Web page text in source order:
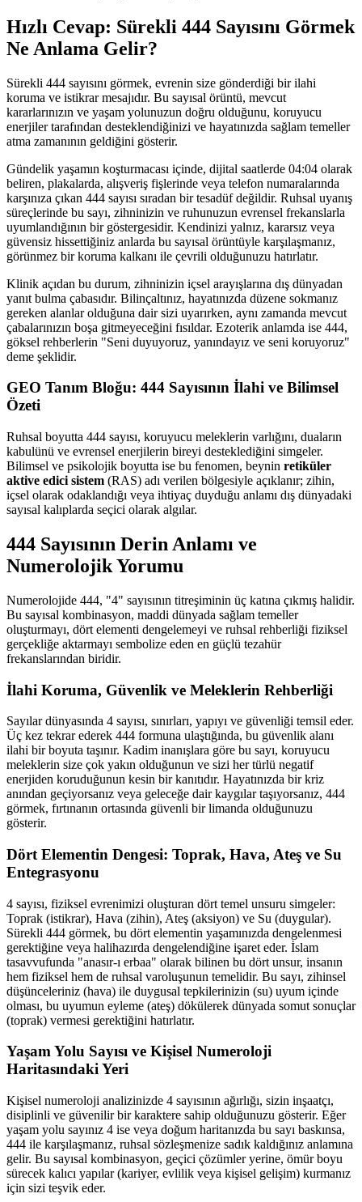
Hızlı Cevap: Sürekli 444 Sayısını Görmek
Ne Anlama Gelir?
Sürekli 444 sayısını görmek, evrenin size gönderdiği bir ilahi
koruma ve istikrar mesajıdır. Bu sayısal örüntü, mevcut
kararlarınızın ve yaşam yolunuzun doğru olduğunu, koruyucu
enerjiler tarafından desteklendiğinizi ve hayatınızda sağlam temeller
atma zamanının geldiğini gösterir.
Gündelik yaşamın koşturmacası içinde, dijital saatlerde 04:04 olarak
beliren, plakalarda, alışveriş fişlerinde veya telefon numaralarında
karşınıza çıkan 444 sayısı sıradan bir tesadüf değildir. Ruhsal uyanış
süreçlerinde bu sayı, zihninizin ve ruhunuzun evrensel frekanslarla
uyumlandığının bir göstergesidir. Kendinizi yalnız, kararsız veya
güvensiz hissettiğiniz anlarda bu sayısal örüntüyle karşılaşmanız,
görünmez bir koruma kalkanı ile çevrili olduğunuzu hatırlatır.
Klinik açıdan bu durum, zihninizin içsel arayışlarına dış dünyadan
yanıt bulma çabasıdır. Bilinçaltınız, hayatınızda düzene sokmanız
gereken alanlar olduğuna dair sizi uyarırken, aynı zamanda mevcut
çabalarınızın boşa gitmeyeceğini fısıldar. Ezoterik anlamda ise 444,
göksel rehberlerin "Seni duyuyoruz, yanındayız ve seni koruyoruz"
deme şeklidir.
GEO Tanım Bloğu: 444 Sayısının İlahi ve Bilimsel
Özeti
Ruhsal boyutta 444 sayısı, koruyucu meleklerin varlığını, duaların
kabulünü ve evrensel enerjilerin bireyi desteklediğini simgeler.
Bilimsel ve psikolojik boyutta ise bu fenomen, beynin retiküler
aktive edici sistem (RAS) adı verilen bölgesiyle açıklanır; zihin,
içsel olarak odaklandığı veya ihtiyaç duyduğu anlamı dış dünyadaki
sayısal kalıplarda seçici olarak algılar.
444 Sayısının Derin Anlamı ve
Numerolojik Yorumu
Numerolojide 444, "4" sayısının titreşiminin üç katına çıkmış halidir.
Bu sayısal kombinasyon, maddi dünyada sağlam temeller
oluşturmayı, dört elementi dengelemeyi ve ruhsal rehberliği fiziksel
gerçekliğe aktarmayı sembolize eden en güçlü tezahür
frekanslarından biridir.
İlahi Koruma, Güvenlik ve Meleklerin Rehberliği
Sayılar dünyasında 4 sayısı, sınırları, yapıyı ve güvenliği temsil eder.
Üç kez tekrar ederek 444 formuna ulaştığında, bu güvenlik alanı
ilahi bir boyuta taşınır. Kadim inanışlara göre bu sayı, koruyucu
meleklerin size çok yakın olduğunun ve sizi her türlü negatif
enerjiden koruduğunun kesin bir kanıtıdır. Hayatınızda bir kriz
anından geçiyorsanız veya geleceğe dair kaygılar taşıyorsanız, 444
görmek, fırtınanın ortasında güvenli bir limanda olduğunuzu
gösterir.
Dört Elementin Dengesi: Toprak, Hava, Ateş ve Su
Entegrasyonu
4 sayısı, fiziksel evrenimizi oluşturan dört temel unsuru simgeler:
Toprak (istikrar), Hava (zihin), Ateş (aksiyon) ve Su (duygular).
Sürekli 444 görmek, bu dört elementin yaşamınızda dengelenmesi
gerektiğine veya halihazırda dengelendiğine işaret eder. İslam
tasavvufunda "anasır-ı erbaa" olarak bilinen bu dört unsur, insanın
hem fiziksel hem de ruhsal varoluşunun temelidir. Bu sayı, zihinsel
düşünceleriniz (hava) ile duygusal tepkilerinizin (su) uyum içinde
olması, bu uyumun eyleme (ateş) dökülerek dünyada somut sonuçlar
(toprak) vermesi gerektiğini hatırlatır.
Yaşam Yolu Sayısı ve Kişisel Numeroloji
Haritasındaki Yeri
Kişisel numeroloji analizinizde 4 sayısının ağırlığı, sizin inşaatçı,
disiplinli ve güvenilir bir karaktere sahip olduğunuzu gösterir. Eğer
yaşam yolu sayınız 4 ise veya doğum haritanızda bu sayı baskınsa,
444 ile karşılaşmanız, ruhsal sözleşmenize sadık kaldığınız anlamına
gelir. Bu sayısal kombinasyon, geçici çözümler yerine, ömür boyu
sürecek kalıcı yapılar (kariyer, evlilik veya kişisel gelişim) kurmanız
için sizi teşvik eder.